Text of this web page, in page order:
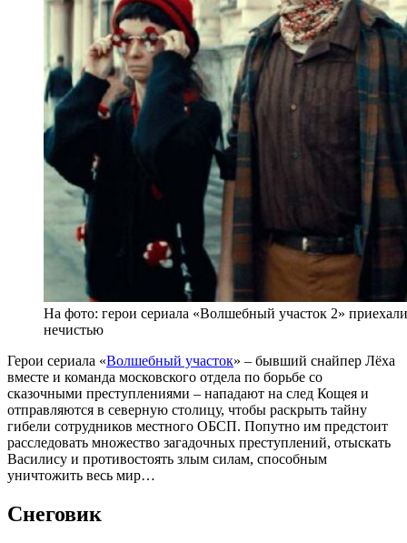
На фото: герои сериала «Волшебный участок 2»
нечистью
Герои сериала «Волшебный участок» – бывший снайпер Лёха
вместе и команда московского отдела по борьбе со
сказочными преступлениями – нападают на след Кощея и
отправляются в северную столицу, чтобы раскрыть тайну
гибели сотрудников местного ОБСП. Попутно им предстоит
расследовать множество загадочных преступлений, отыскать
Василису и противостоять злым силам, способным
уничтожить весь мир…
Снеговик